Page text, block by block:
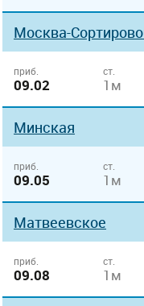
Москва-
приб.
09.02
ст.
1м
Минская
приб.
09.05
ст.
1м
Матвеевское
приб.
09.08
ст.
1м